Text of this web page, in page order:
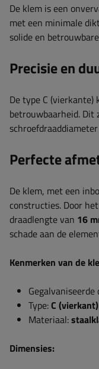
De klem is een
met een minimale
​​solide en
Precisie en
De type C
betrouwbaarheid. Dit
Perfecte
De klem, met een
constructies. Door
draadlengte van 16
schade aan de
Kenmerken van de
Type:C (vierkant)
Materiaal:
Dimensies: